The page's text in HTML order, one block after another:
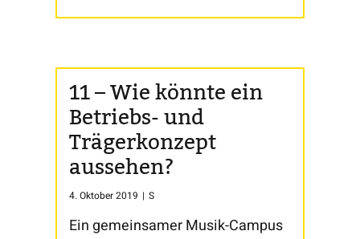
11 – Wie könnte ein
Betriebs- und
Trägerkonzept
aussehen?
4. Oktober 2019 | S
Ein gemeinsamer Musik-Campus